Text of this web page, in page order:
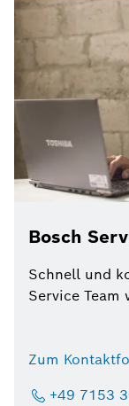
Bosch
Schnell und
Service Team
Zum
+49 7153